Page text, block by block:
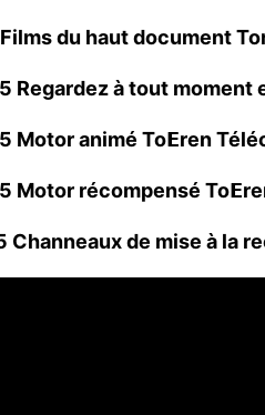
du haut document
Regardez à tout moment
Motor animé To𝝚ren
Motor récompensé
Channeaux de mise à la